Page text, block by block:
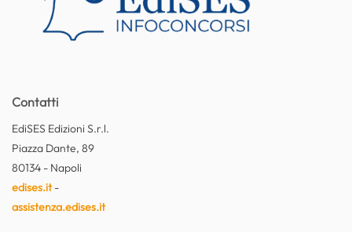
Contatti
EdiSES Edizioni S.r.l.
Piazza Dante, 89
80134 - Napoli
edises.it-
assistenza.edises.it